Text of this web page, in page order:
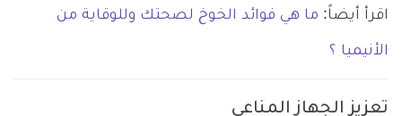
اقرأ أيضاً: ما هي فوائد الخوخ لصحتك وللوقاية من
الأنيميا ؟
تعزيز الجهاز المناعي